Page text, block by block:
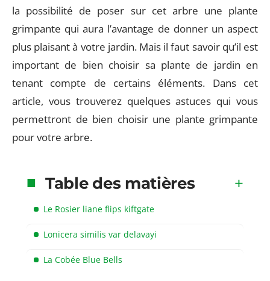
la possibilité de poser sur cet arbre une plante
grimpante qui aura l’avantage de donner un aspect
plus plaisant à votre jardin. Mais il faut savoir qu’il est
important de bien choisir sa plante de jardin en
tenant compte de certains éléments. Dans cet
article, vous trouverez quelques astuces qui vous
permettront de bien choisir une plante grimpante
pour votre arbre.
Table des matières
Le Rosier liane flips kiftgate
Lonicera similis var delavayi
La Cobée Blue Bells